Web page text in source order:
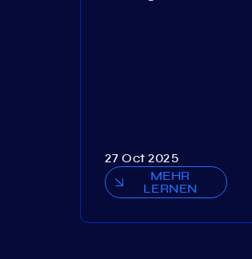
27 Oct 2025
MEHR
LERNEN